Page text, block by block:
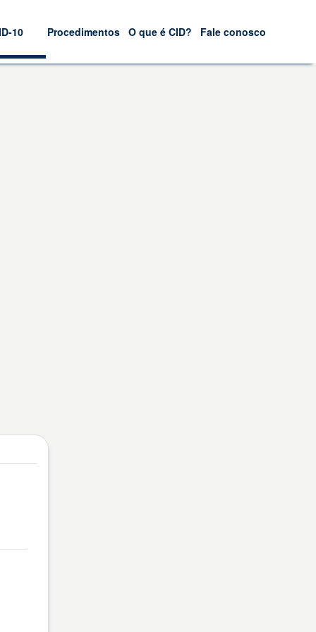
10 Procedimentos O que é CID? Fale conosco